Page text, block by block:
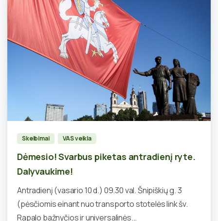
2
Skelbimai VAS veikla
Dėmesio! Svarbus piketas antradienį ryte.
Dalyvaukime!
Antradienį (vasario 10 d.) 09.30 val. Šnipiškių g. 3
(pėsčiomis einant nuo transporto stotelės link šv.
Rapalo bažnyčios ir universalinės...